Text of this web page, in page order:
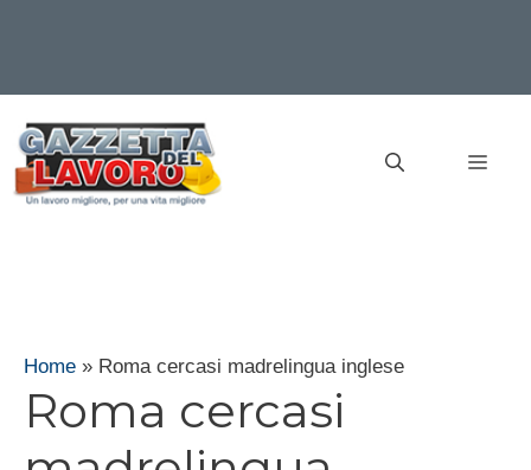
contenuto
Home » Roma cercasi madrelingua inglese
Roma cercasi